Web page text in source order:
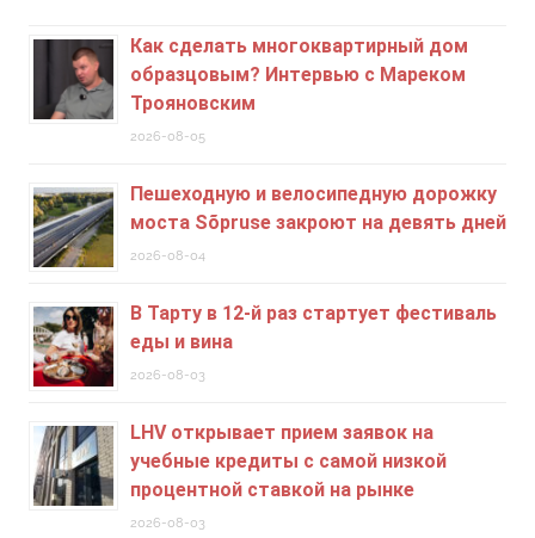
Как сделать многоквартирный дом
образцовым? Интервью с Мареком
Трояновским
2026-08-05
Пешеходную и велосипедную дорожку
моста Sõpruse закроют на девять дней
2026-08-04
В Тарту в 12-й раз стартует фестиваль
еды и вина
2026-08-03
LHV открывает прием заявок на
учебные кредиты c самой низкой
процентной ставкой на рынке
2026-08-03